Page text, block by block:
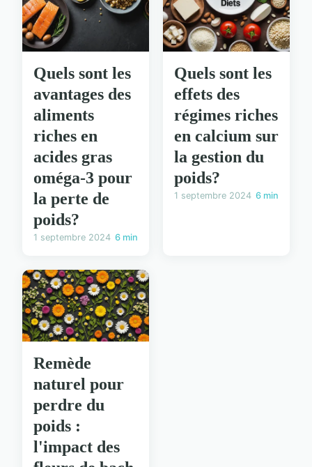
Quels sont les
avantages des
aliments
riches en
acides gras
oméga-3 pour
la perte de
poids?
1 septembre 2024 6 min
Quels sont les
effets des
régimes riches
en calcium sur
la gestion du
poids?
1 septembre 2024 6 min
Remède
naturel pour
perdre du
poids :
l'impact des